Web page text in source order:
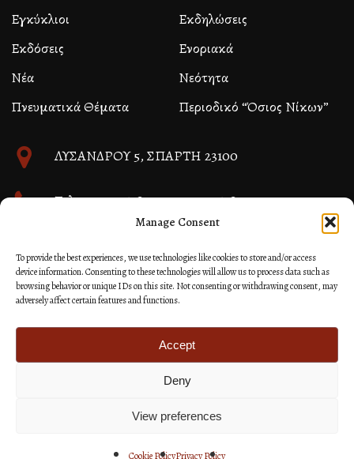
Manage Consent
To provide the best experiences, we use technologies like cookies to store and/or access
device information. Consenting to these technologies will allow us to process data such as
browsing behavior or unique IDs on this site. Not consenting or withdrawing consent, may
adversely affect certain features and functions.
Accept
Deny
View preferences
Cookie PolicyPrivacy Policy
Εγκύκλιοι
Εκδηλώσεις
Εκδόσεις
Ενοριακά
Νέα
Νεότητα
Πνευματικά Θέματα
Περιοδικό “Όσιος Νίκων”
ΛΥΣΑΝΔΡΟΥ 5, ΣΠΑΡΤΗ 23100
Τηλ. 27310 26580 και 27310 26581
Κατασκευή Ιστοσελίδων Site as you GO: Falcon από
Hellenic Technologies